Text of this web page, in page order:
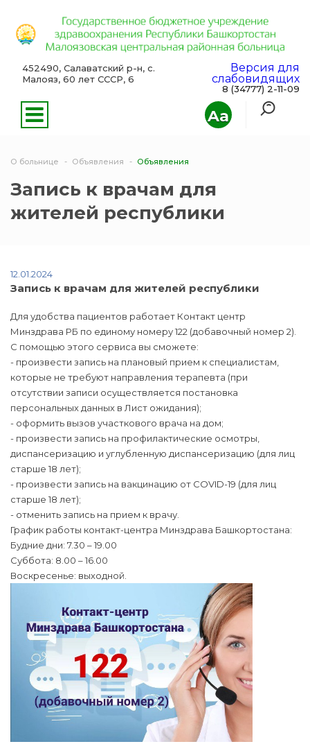
Aa
452490, Салаватский р-н, с.
Малояз, 60 лет СССР, 6
Версия для
слабовидящих
8 (34777) 2-11-09
О больнице Объявления Объявления
Запись к врачам для
жителей республики
12.01.2024
Запись к врачам для жителей республики
Для удобства пациентов работает Контакт центр
Минздрава РБ по единому номеру 122 (добавочный номер 2).
С помощью этого сервиса вы сможете:
- произвести запись на плановый прием к специалистам,
которые не требуют направления терапевта (при
отсутствии записи осуществляется постановка
персональных данных в Лист ожидания);
- оформить вызов участкового врача на дом;
- произвести запись на профилактические осмотры,
диспансеризацию и углубленную диспансеризацию (для лиц
старше 18 лет);
- произвести запись на вакцинацию от COVID-19 (для лиц
старше 18 лет);
- отменить запись на прием к врачу.
График работы контакт-центра Минздрава Башкортостана:
Будние дни: 7.30 – 19.00
Суббота: 8.00 – 16.00
Воскресенье: выходной.